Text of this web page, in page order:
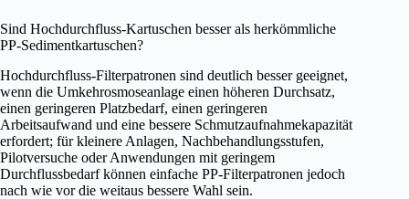
Sind Hochdurchfluss-Kartuschen besser als herkömmliche
PP-Sedimentkartuschen?
Hochdurchfluss-Filterpatronen sind deutlich besser geeignet,
wenn die Umkehrosmoseanlage einen höheren Durchsatz,
einen geringeren Platzbedarf, einen geringeren
Arbeitsaufwand und eine bessere Schmutzaufnahmekapazität
erfordert; für kleinere Anlagen, Nachbehandlungsstufen,
Pilotversuche oder Anwendungen mit geringem
Durchflussbedarf können einfache PP-Filterpatronen jedoch
nach wie vor die weitaus bessere Wahl sein.